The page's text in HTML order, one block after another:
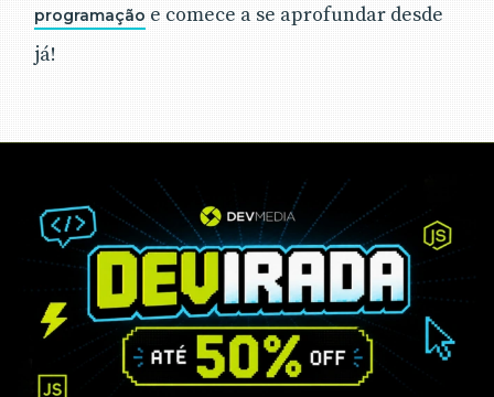
programação e comece a se aprofundar desde
já!